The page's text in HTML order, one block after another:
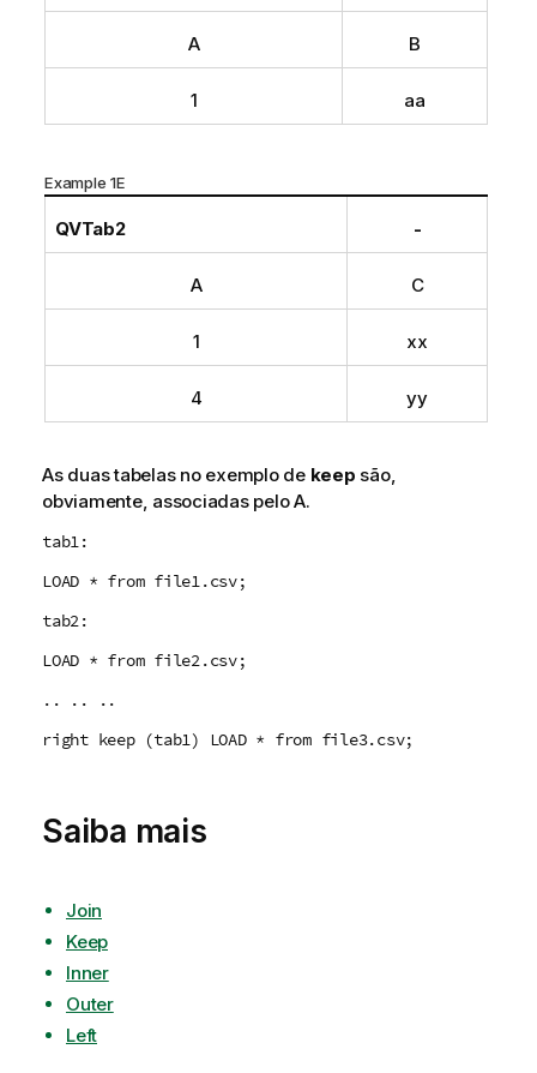
A B
1 aa
Example 1E
QVTab2 -
A C
1 xx
4 yy
As duas tabelas no exemplo de keep são,
obviamente, associadas peloA.
tab1:
LOAD * from file1.csv;
tab2:
LOAD * from file2.csv;
.. .. ..
right keep (tab1) LOAD * from file3.csv;
Saiba mais
Join
Keep
Inner
Outer
Left